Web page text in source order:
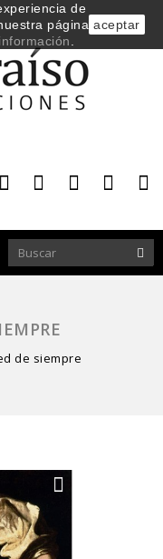
de siempre
de
página aceptar